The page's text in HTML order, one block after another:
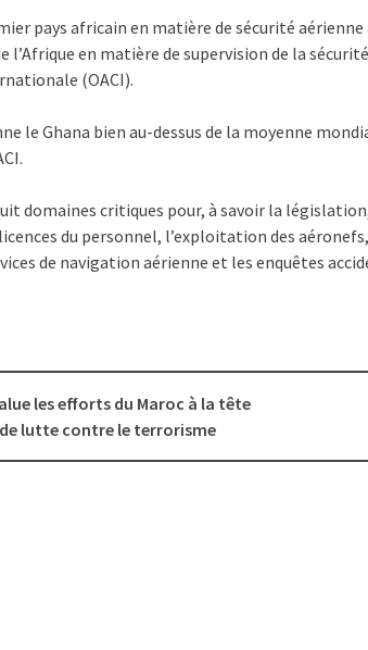
pays africain en matière de sécurité
l’Afrique en matière de supervision de la
(OACI).
le Ghana bien au-dessus de la moyenne
huit domaines critiques pour, à savoir la
du personnel, l’exploitation des
de navigation aérienne et les enquêtes
les efforts du Maroc à la tête
lutte contre le terrorisme